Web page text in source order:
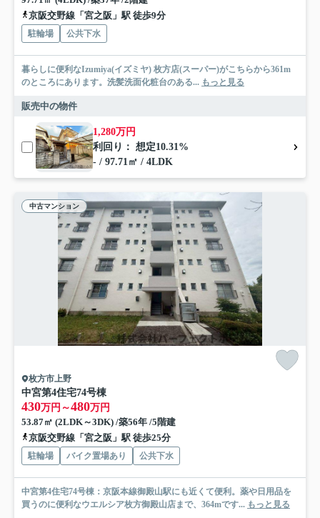
京阪交野線「宮之阪」駅 徒歩9分
駐輪場 公共下水
暮らしに便利なIzumiya(イズミヤ) 枚方店(スーパー)がこちらから361m
のところにあります。洗髪洗面化粧台のある... もっと見る
販売中の物件
1,280万円
利回り： 想定10.31%
- / 97.71㎡ / 4LDK
中古マンション
枚方市上野
中宮第4住宅74号棟
430万円～480万円
53.87㎡ (2LDK～3DK) /築56年 /5階建
京阪交野線「宮之阪」駅 徒歩25分
駐輪場 バイク置場あり 公共下水
中宮第4住宅74号棟：京阪本線御殿山駅にも近くて便利。薬や日用品を
買うのに便利なウエルシア枚方御殿山店まで、364mです... もっと見る